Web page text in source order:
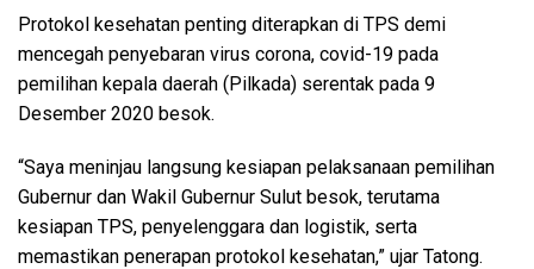
Protokol kesehatan penting diterapkan di TPS demi
mencegah penyebaran virus corona, covid-19 pada
pemilihan kepala daerah (Pilkada) serentak pada 9
Desember 2020 besok.
“Saya meninjau langsung kesiapan pelaksanaan pemilihan
Gubernur dan Wakil Gubernur Sulut besok, terutama
kesiapan TPS, penyelenggara dan logistik, serta
memastikan penerapan protokol kesehatan,” ujar Tatong.